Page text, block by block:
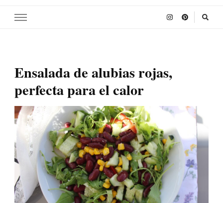
Ensalada de alubias rojas,
perfecta para el calor